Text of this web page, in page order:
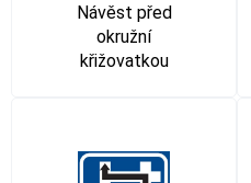
Návěst před
okružní
křižovatkou